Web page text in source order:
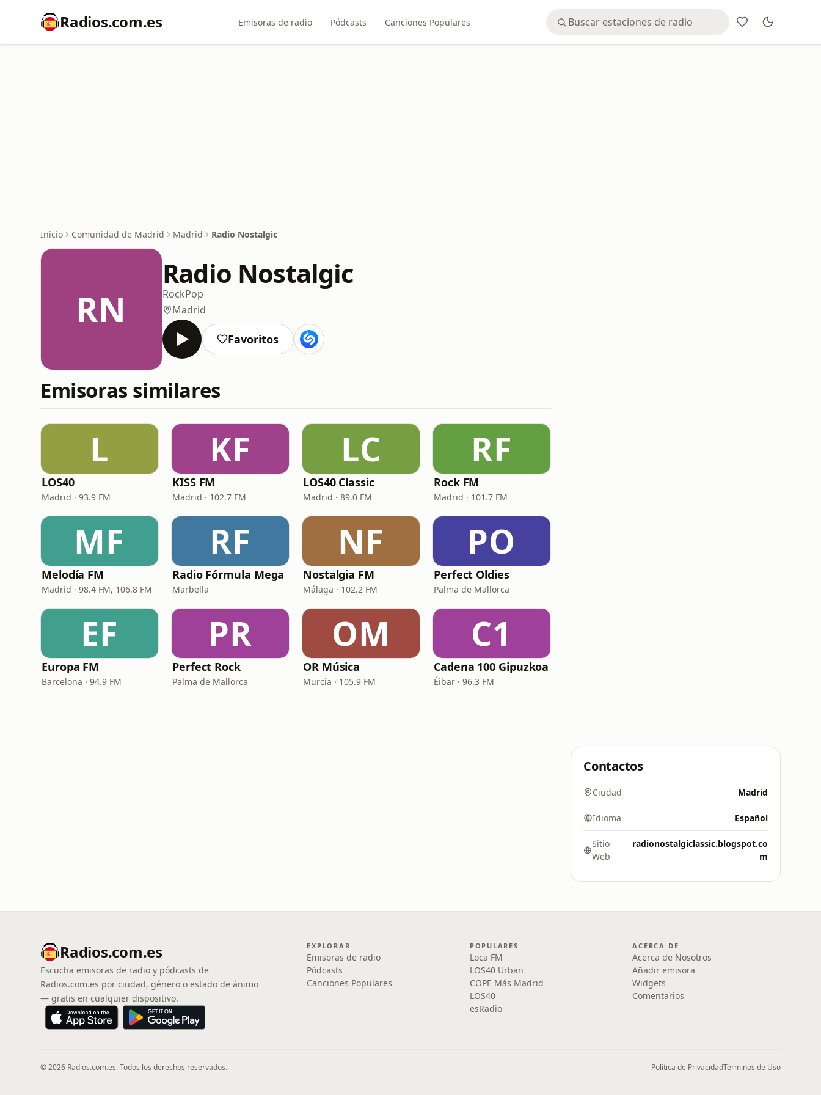
Radios.com.es Emisoras de radio Pódcasts Canciones Populares
Inicio Comunidad de Madrid Madrid Radio Nostalgic
RN
Radio Nostalgic
RockPop
Madrid
Favoritos
Emisoras similares
L
LOS40
Madrid · 93.9 FM
KF
KISS FM
Madrid · 102.7 FM
LC
LOS40 Classic
Madrid · 89.0 FM
RF
Rock FM
Madrid · 101.7 FM
MF
Melodía FM
Madrid · 98.4 FM, 106.8 FM
RF
Radio Fórmula Mega
Marbella
NF
Nostalgia FM
Málaga · 102.2 FM
PO
Perfect Oldies
Palma de Mallorca
EF
Europa FM
Barcelona · 94.9 FM
PR
Perfect Rock
Palma de Mallorca
OM
OR Música
Murcia · 105.9 FM
C1
Cadena 100 Gipuzkoa
Éibar · 96.3 FM
Contactos
Ciudad Madrid
Idioma Español
Sitio
Web
radionostalgiclassic.blogspot.co
m
Radios.com.es
Escucha emisoras de radio y pódcasts de
Radios.com.es por ciudad, género o estado de ánimo
— gratis en cualquier dispositivo.
EXPLORAR
Emisoras de radio
Pódcasts
Canciones Populares
POPULARES
Loca FM
LOS40 Urban
COPE Más Madrid
LOS40
esRadio
ACERCA DE
Acerca de Nosotros
Añadir emisora
Widgets
Comentarios
© 2026 Radios.com.es. Todos los derechos reservados. Política de PrivacidadTérminos de Uso